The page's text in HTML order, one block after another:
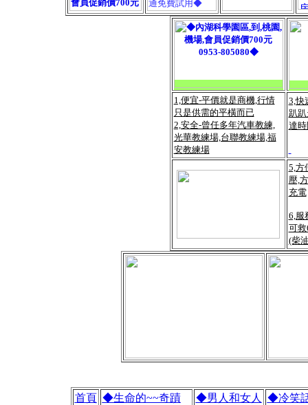
1,便宜-平價就是商機,行情
只是供需的平橫而已
2,安全-曾任多年汽車教練,
光華教練場,台聯教練場,福
安教練場
3,快
趴
達時
5,方
壓,
充電
6,服
可
(柴
首頁 ◆生命的~~奇蹟 ◆男人和女人
◆冷笑